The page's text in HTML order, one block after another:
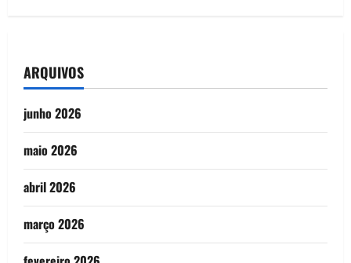
ARQUIVOS
junho 2026
maio 2026
abril 2026
março 2026